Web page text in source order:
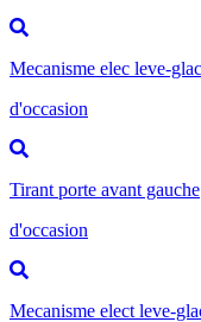
Mecanisme elec leve-
d'occasion
Tirant porte avant gauche
d'occasion
Mecanisme elect leve-